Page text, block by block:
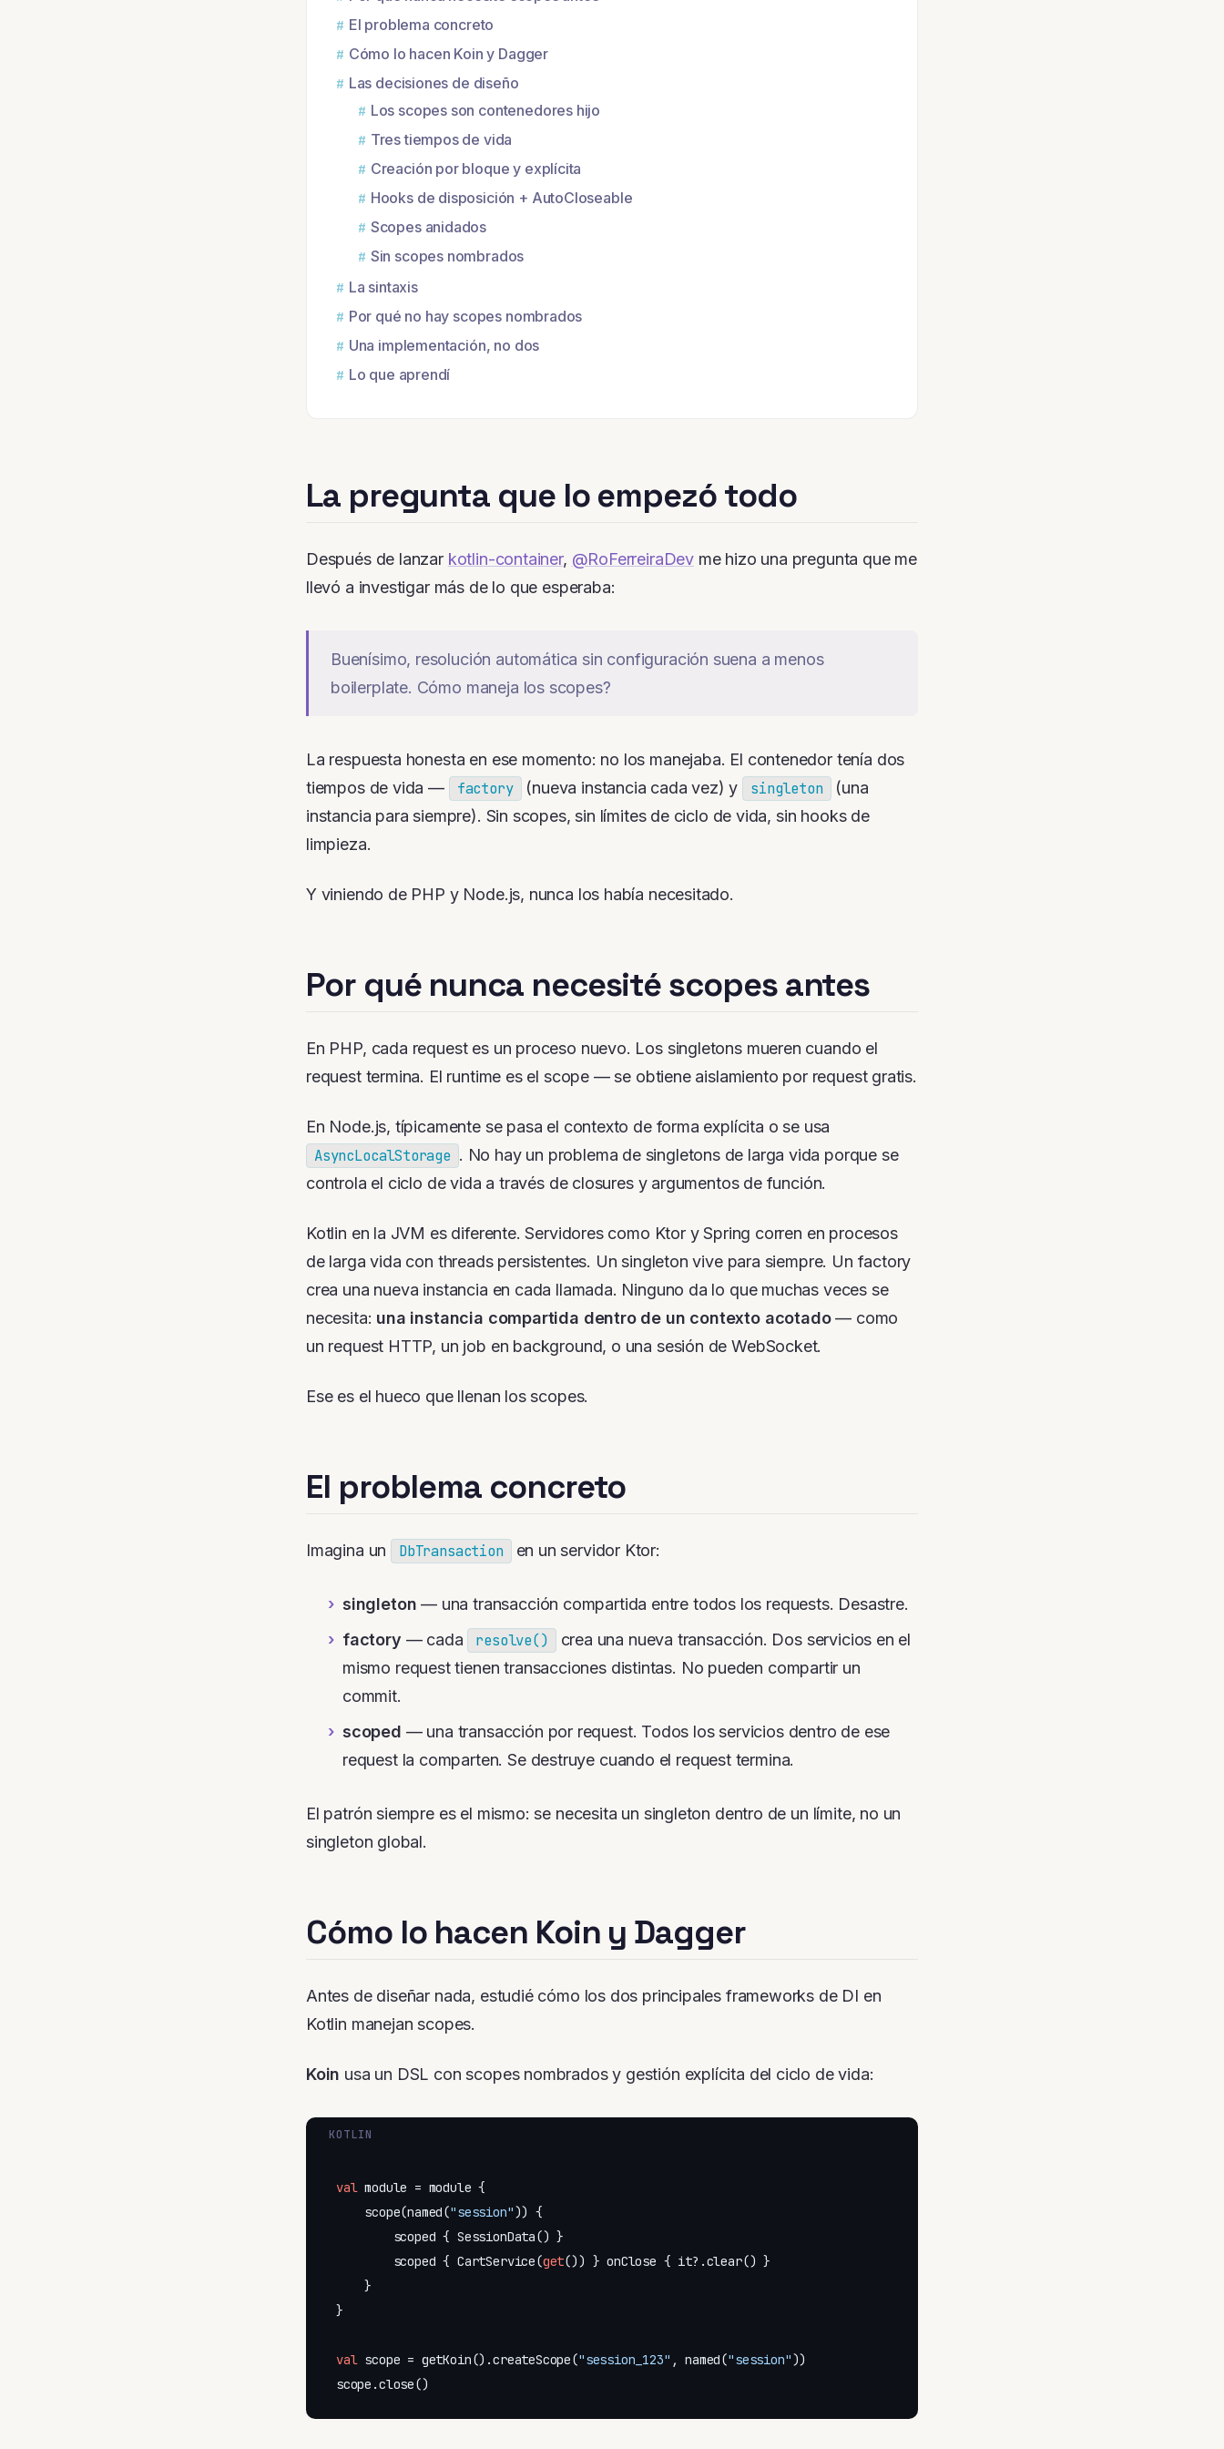
El problema concreto
Cómo lo hacen Koin y Dagger
Las decisiones de diseño
Los scopes son contenedores hijo
Tres tiempos de vida
Creación por bloque y explícita
Hooks de disposición + AutoCloseable
Scopes anidados
Sin scopes nombrados
La sintaxis
Por qué no hay scopes nombrados
Una implementación, no dos
Lo que aprendí
La pregunta que lo empezó todo
Después de lanzar kotlin-container, @RoFerreiraDev me hizo una pregunta que me
llevó a investigar más de lo que esperaba:
Buenísimo, resolución automática sin configuración suena a menos
boilerplate. Cómo maneja los scopes?
La respuesta honesta en ese momento: no los manejaba. El contenedor tenía dos
tiempos de vida —
factory (nueva instancia cada vez) y singleton
(una
instancia para siempre). Sin scopes, sin límites de ciclo de vida, sin hooks de
limpieza.
Y viniendo de PHP y Node.js, nunca los había necesitado.
Por qué nunca necesité scopes antes
En PHP, cada request es un proceso nuevo. Los singletons mueren cuando el
request termina. El runtime esel scope — se obtiene aislamiento por request gratis.
En Node.js, típicamente se pasa el contexto de forma explícita o se usa
AsyncLocalStorage . No hay un problema de singletons de larga vida porque se
controla el ciclo de vida a través de closures y argumentos de función.
Kotlin en la JVM es diferente. Servidores como Ktor y Spring corren en procesos
de larga vida con threads persistentes. Un singleton vive para siempre. Un factory
crea una nueva instancia en cada llamada. Ninguno da lo que muchas veces se
necesita: una instancia compartida dentro de un contexto acotado— como
un request HTTP, un job en background, o una sesión de WebSocket.
Ese es el hueco que llenan los scopes.
El problema concreto
Imagina un DbTransaction en un servidor Ktor:
singleton — una transacción compartida entre todos los requests. Desastre.
factory — cada resolve()
crea una nueva transacción. Dos servicios en el
mismo request tienen transacciones distintas. No pueden compartir un
commit.
scoped — una transacción por request. Todos los servicios dentro de ese
request la comparten. Se destruye cuando el request termina.
El patrón siempre es el mismo: se necesita un singleton dentro de un límite, no un
singleton global.
Cómo lo hacen Koin y Dagger
Antes de diseñar nada, estudié cómo los dos principales frameworks de DI en
Kotlin manejan scopes.
Koin usa un DSL con scopes nombrados y gestión explícita del ciclo de vida:
KOTLIN
val module = module {
    scope(named(
"session")) {
        scoped { SessionData() }
        scoped { CartService(
get()) } onClose { it?.clear() }
    }
}
val scope = getKoin().createScope("session_123" , named("session"))